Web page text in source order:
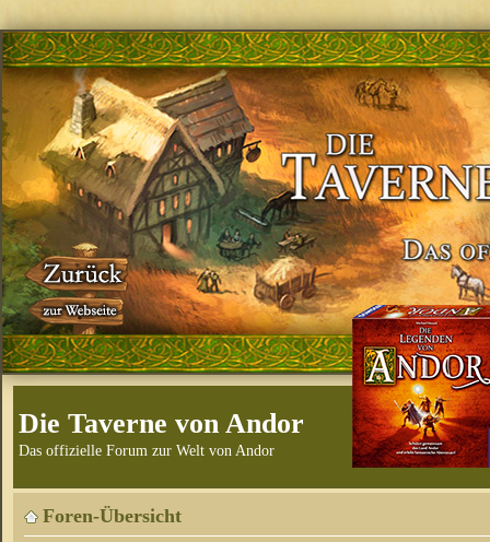
Die Taverne von Andor
Das offizielle Forum zur Welt von Andor
Foren-Übersicht